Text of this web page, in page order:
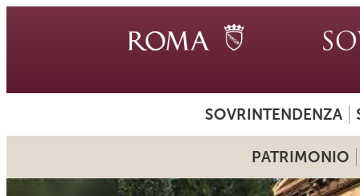
SOVRINTENDENZA
PATRIMONIO